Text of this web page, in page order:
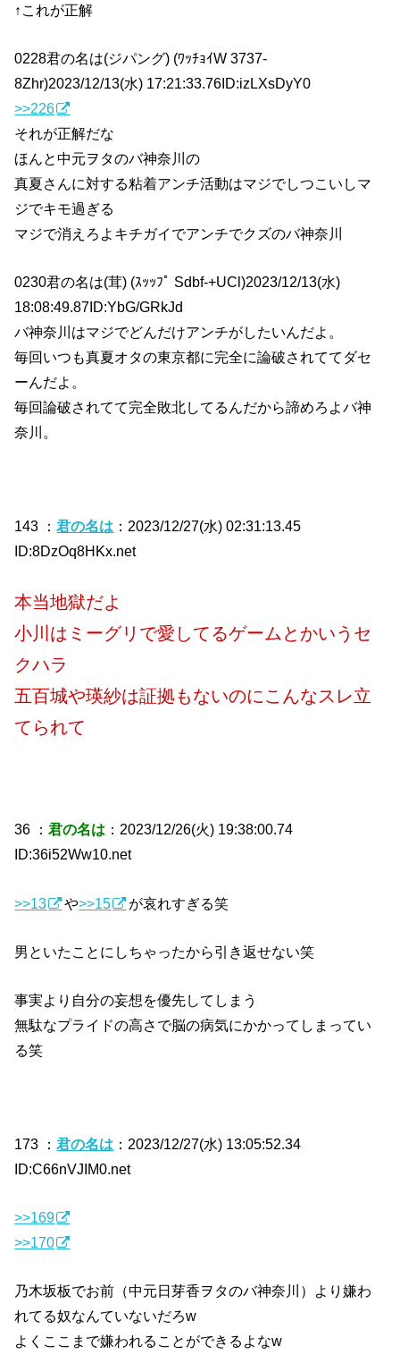
↑これが正解
0228君の名は(ジパング) (ﾜｯﾁｮｲW 3737-
8Zhr)2023/12/13(水) 17:21:33.76ID:izLXsDyY0
>>226
それが正解だな
ほんと中元ヲタのバ神奈川の
真夏さんに対する粘着アンチ活動はマジでしつこいしマ
ジでキモ過ぎる
マジで消えろよキチガイでアンチでクズのバ神奈川
0230君の名は(茸) (ｽｯｯﾌﾟ Sdbf-+UCl)2023/12/13(水)
18:08:49.87ID:YbG/GRkJd
バ神奈川はマジでどんだけアンチがしたいんだよ。
毎回いつも真夏オタの東京都に完全に論破されててダセ
ーんだよ。
毎回論破されてて完全敗北してるんだから諦めろよバ神
奈川。
143 ：君の名は ：2023/12/27(水) 02:31:13.45
ID:8DzOq8HKx.net
本当地獄だよ
小川はミーグリで愛してるゲームとかいうセ
クハラ
五百城や瑛紗は証拠もないのにこんなスレ立
てられて
36 ：君の名は ：2023/12/26(火) 19:38:00.74
ID:36i52Ww10.net
>>13 や>>15 が哀れすぎる笑
男といたことにしちゃったから引き返せない笑
事実より自分の妄想を優先してしまう
無駄なプライドの高さで脳の病気にかかってしまってい
る笑
173 ：君の名は ：2023/12/27(水) 13:05:52.34
ID:C66nVJIM0.net
>>169
>>170
乃木坂板でお前（中元日芽香ヲタのバ神奈川）より嫌わ
れてる奴なんていないだろw
よくここまで嫌われることができるよなw